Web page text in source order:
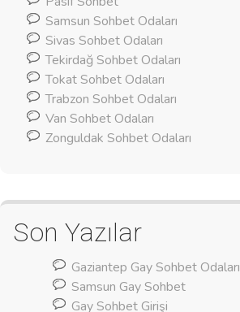
Samsun Sohbet Odaları
Sivas Sohbet Odaları
Tekirdağ Sohbet Odaları
Tokat Sohbet Odaları
Trabzon Sohbet Odaları
Van Sohbet Odaları
Zonguldak Sohbet Odaları
Son Yazılar
Gaziantep Gay Sohbet Odaları
Samsun Gay Sohbet
Gay Sohbet Girişi